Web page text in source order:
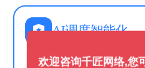
AI调度智能化
欢迎咨询千匠网络,您